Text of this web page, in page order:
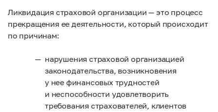
Ликвидация страховой организации — это процесс
прекращения ее деятельности, который происходит
по причинам:
нарушения страховой организацией
законодательства, возникновения
у нее финансовых трудностей
и неспособности удовлетворить
требования страхователей, клиентов